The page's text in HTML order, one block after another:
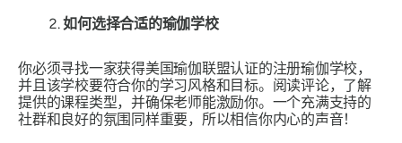
如何选择合适的瑜伽学校
你必须寻找一家获得美国瑜伽联盟认证的注册瑜伽学校，
并且该学校要符合你的学习风格和目标。阅读评论，了解
提供的课程类型，并确保老师能激励你。一个充满支持的
社群和良好的氛围同样重要，所以相信你内心的声音！